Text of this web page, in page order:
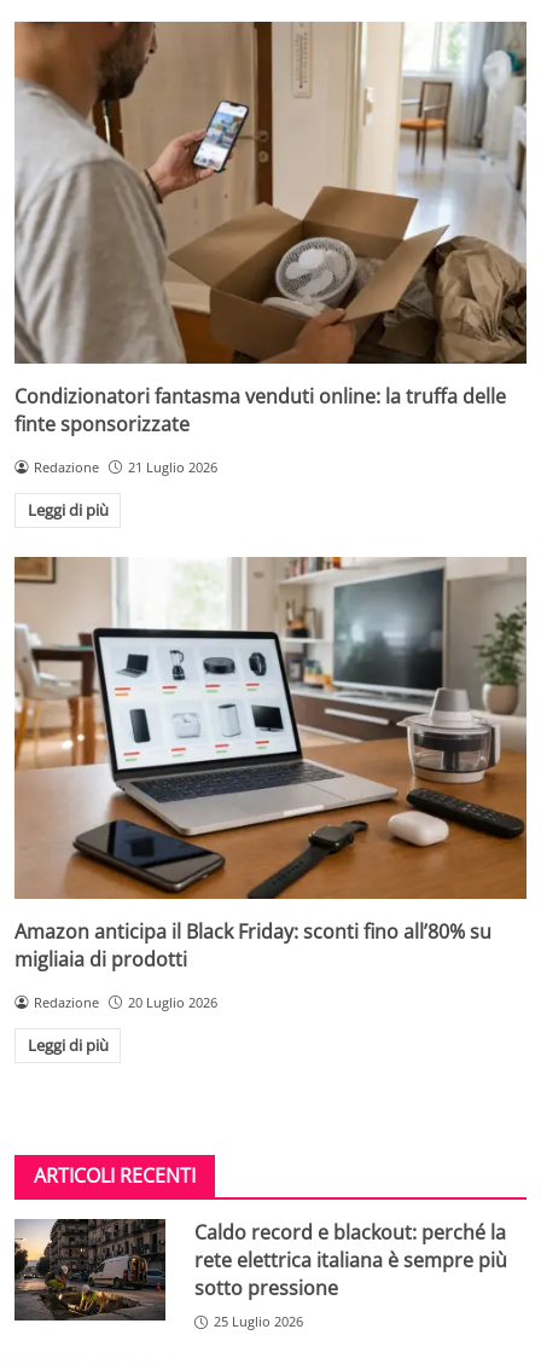
Condizionatori fantasma venduti online: la truffa delle
finte sponsorizzate
Redazione 21 Luglio 2026
Leggi di più
Amazon anticipa il Black Friday: sconti fino all’80% su
migliaia di prodotti
Redazione 20 Luglio 2026
Leggi di più
ARTICOLI RECENTI
Caldo record e blackout: perché la
rete elettrica italiana è sempre più
sotto pressione
25 Luglio 2026